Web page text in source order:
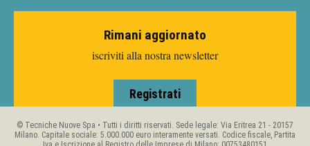
Rimani aggiornato
iscriviti alla nostra newsletter
Registrati
© Tecniche Nuove Spa • Tutti i diritti riservati. Sede legale: Via Eritrea 21 - 20157
Milano. Capitale sociale: 5.000.000 euro interamente versati. Codice fiscale, Partita